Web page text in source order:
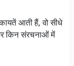
आती हैं, वो सीधे
किन संरचनाओं में